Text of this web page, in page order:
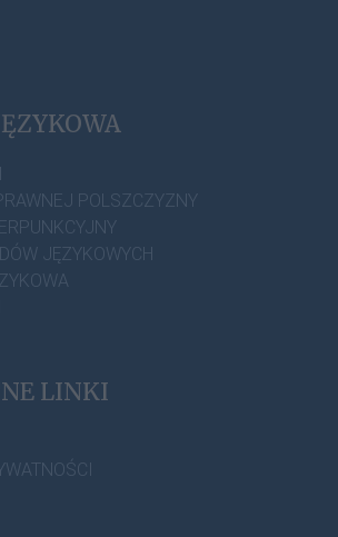
POLSZCZYZNY
JĘZYKOWYCH
LINKI